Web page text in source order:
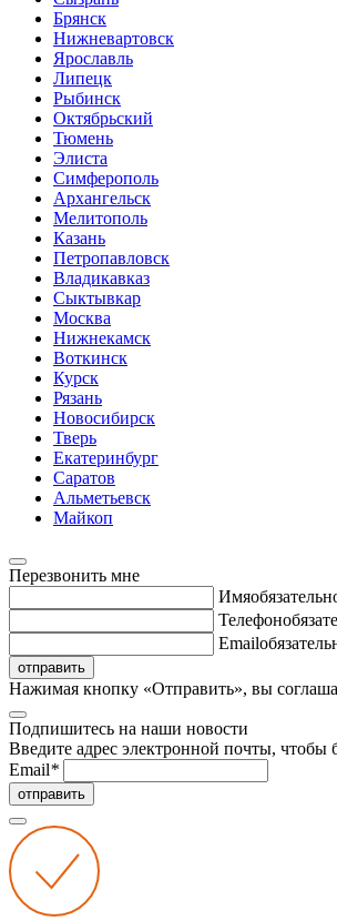
Брянск
Нижневартовск
Ярославль
Липецк
Рыбинск
Октябрьский
Тюмень
Элиста
Симферополь
Архангельск
Мелитополь
Казань
Петропавловск
Владикавказ
Сыктывкар
Москва
Нижнекамск
Воткинск
Курск
Рязань
Новосибирск
Тверь
Екатеринбург
Саратов
Альметьевск
Майкоп
Перезвонить мне
Имя
Телефон
Email
отправить
Нажимая кнопку «Отправить», вы
Подпишитесь на наши новости
Введите адрес электронной почты, чтобы
Email*
отправить